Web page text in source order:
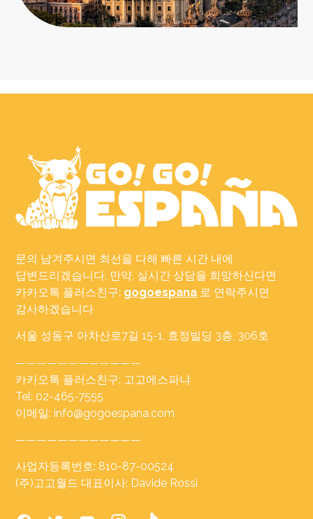
문의 남겨주시면 최선을 다해 빠른 시간 내에
답변드리겠습니다. 만약, 실시간 상담을 희망하신다면
카카오톡 플러스친구: gogoespana 로 연락주시면
감사하겠습니다
서울 성동구 아차산로7길 15-1, 효정빌딩 3층, 306호
————————————
카카오톡 플러스친구: 고고에스파냐
Tel: 02-465-7555
이메일: info@gogoespana.com
————————————
사업자등록번호: 810-87-00524
(주)고고월드 대표이사: Davide Rossi